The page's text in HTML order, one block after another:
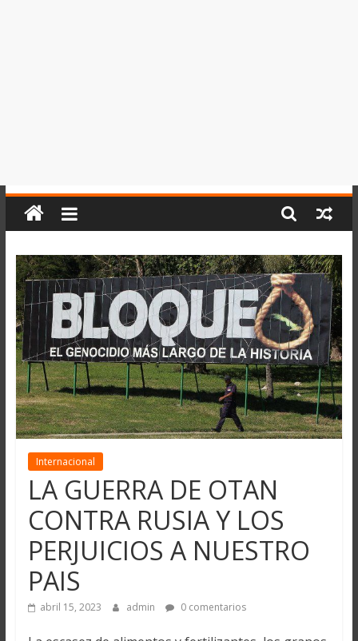
Internacional
LA GUERRA DE OTAN
CONTRA RUSIA Y LOS
PERJUICIOS A NUESTRO
PAIS
abril 15, 2023 admin 0 comentarios